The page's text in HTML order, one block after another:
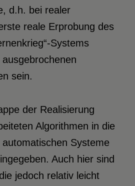
d.h. bei realer
reale Erprobung des
Systems
sein.
der Realisierung
Algorithmen in die
Systeme
Auch hier sind
jedoch relativ leicht